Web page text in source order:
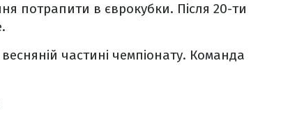
потрапити в єврокубки. Після 20-ти
частині чемпіонату. Команда